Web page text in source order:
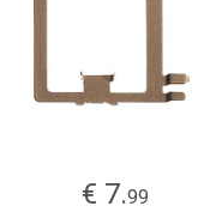
€ 7.99